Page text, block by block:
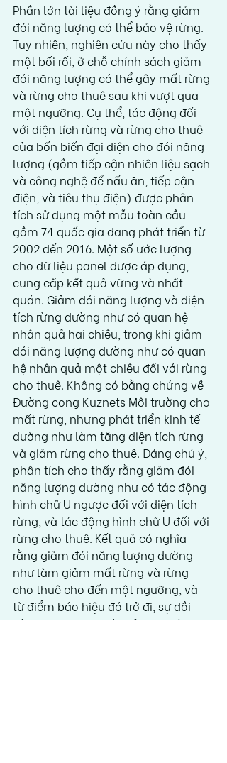
Phần lớn tài liệu đồng ý rằng giảm
đói năng lượng có thể bảo vệ rừng.
Tuy nhiên, nghiên cứu này cho thấy
một bối rối, ở chỗ chính sách giảm
đói năng lượng có thể gây mất rừng
và rừng cho thuê sau khi vượt qua
một ngưỡng. Cụ thể, tác động đối
với diện tích rừng và rừng cho thuê
của bốn biến đại diện cho đói năng
lượng (gồm tiếp cận nhiên liệu sạch
và công nghệ để nấu ăn, tiếp cận
điện, và tiêu thụ điện) được phân
tích sử dụng một mẫu toàn cầu
gồm 74 quốc gia đang phát triển từ
2002 đến 2016. Một số ước lượng
cho dữ liệu panel được áp dụng,
cung cấp kết quả vững và nhất
quán. Giảm đói năng lượng và diện
tích rừng dường như có quan hệ
nhân quả hai chiều, trong khi giảm
đói năng lượng dường như có quan
hệ nhân quả một chiều đối với rừng
cho thuê. Không có bằng chứng về
Đường cong Kuznets Môi trường cho
mất rừng, nhưng phát triển kinh tế
dường như làm tăng diện tích rừng
và giảm rừng cho thuê. Đáng chú ý,
phân tích cho thấy rằng giảm đói
năng lượng dường như có tác động
hình chữ U ngược đối với diện tích
rừng, và tác động hình chữ U đối với
rừng cho thuê. Kết quả có nghĩa
rằng giảm đói năng lượng dường
như làm giảm mất rừng và rừng
cho thuê cho đến một ngưỡng, và
từ điểm báo hiệu đó trở đi, sự dồi
dào năng lượng có khả năng làm